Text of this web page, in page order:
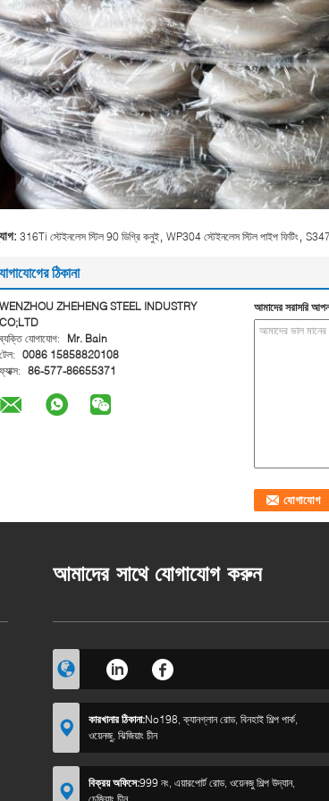
316Ti স্টেইনলেস স্টিল 90 ডিগ্রি কনুই WP304 স্টেইনলেস স্টিল পাইপ ফিটিং
ঠিকানা
WENZHOU ZHEHENG STEEL INDUSTRY
CO;LTD
ব্যক্তি যোগাযোগ:
Mr. Bain
টেল: 0086 15858820108
ফ্যাক্স: 86-577-86655371
আমাদের সরাসরি
আমাদের সাথে যোগাযোগ করুন
কারখানার ঠিকানা:No198, ক্যানগ্লান রোড, বিনহাই শিল্প পার্ক,
ওয়েনজু, ঝিজিয়াং চীন
বিক্রয় অফিসে:999 নং, এয়ারপোর্ট রোড, ওয়েনজু শিল্প উদ্যান,